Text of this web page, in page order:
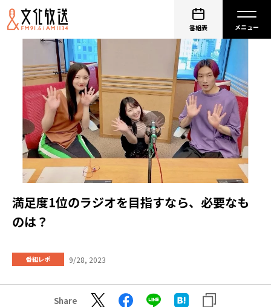
番組表
満足度1位のラジオを目指すなら、必要なも
のは？
番組レポ 9/28, 2023
Share